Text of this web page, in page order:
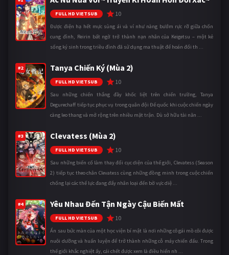
FULL HD VIETSUB 10
Được điện hạ hết mực sủng ái và ví như nàng bướm rực rỡ giữa chốn
cung đình, Reirin bất ngờ trở thành nạn nhân của Keigetsu – một kẻ
sống ký sinh trong triều đình đã sử dụng ma thuật để hoán đổi th ...
#2 Tanya Chiến Ký (Mùa 2)
FULL HD VIETSUB 10
Sau những chiến thắng đầy khốc liệt trên chiến trường, Tanya
Degurechaff tiếp tục phục vụ trong quân đội Đế quốc khi cuộc chiến ngày
càng leo thang và mở rộng trên nhiều mặt trận. Dù sở hữu tài năn ...
#3 Clevatess (Mùa 2)
FULL HD VIETSUB 10
Sau những biến cố làm thay đổi cục diện của thế giới, Clevatess (Season
2) tiếp tục theo chân Clevatess cùng những đồng minh trong cuộc chiến
chống lại các thế lực đang đẩy nhân loại đến bờ vực diệ ...
#4 Yêu Nhau Đến Tận Ngày Cậu Biến Mất
FULL HD VIETSUB 10
Ẩn sau bức màn của một học viện bí mật là nơi những cô gái mồ côi được
nuôi dưỡng và huấn luyện để trở thành những cỗ máy chiến đấu. Trong
thế giới khắc nghiệt ấy, cái chết được xem là điều hiển nh ...